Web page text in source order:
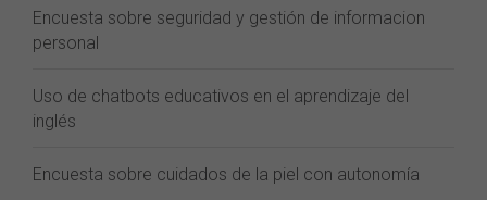
Encuesta sobre seguridad y gestión de informacion
personal
Uso de chatbots educativos en el aprendizaje del
inglés
Encuesta sobre cuidados de la piel con autonomía